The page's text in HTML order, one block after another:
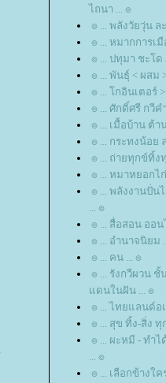
ไถนา ... ๏
๏ ... พลังวัยวุ่น ล
๏ ... หมากการเมื
๏ ... ปทุมา ชะโด
๏ ... พันธุ์ < ผสม
๏ ... โกอินเตอร์
๏ ... ศักดิ์ศรี กวีค
๏ ... เมื้อบ้าน ต้า
๏ ... กระทงน้อย
๏ ... ถ่ายทุกข์ทิ้ง
๏ ... หมาหยอกไ
๏ ... พลังงานปั่น
... ๏
๏ ... สื่อสอน ออน
๏ ... อำนาจนิยม
๏ ... คน ... ๏
๏ ... รังกวีผวน
ดนในฝัน ... ๏
๏ ... ไทยแลนด์อ
๏ ... สุข ทิ้ง-สิ่ง ทุ
๏ ... ผะหมี - ทำ
... ๏
๏ ... เลือกข้างใค